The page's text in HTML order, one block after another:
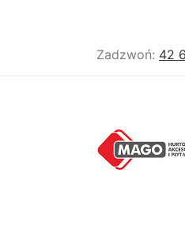
Zadzwoń: 42